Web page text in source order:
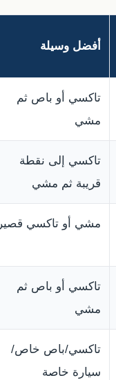
أفضل وسيلة
تاكسي أو باص ثم
مشي
تاكسي إلى نقطة
قريبة ثم مشي
مشي أو تاكسي قصير
تاكسي أو باص ثم
مشي
تاكسي/باص خاص/
سيارة خاصة